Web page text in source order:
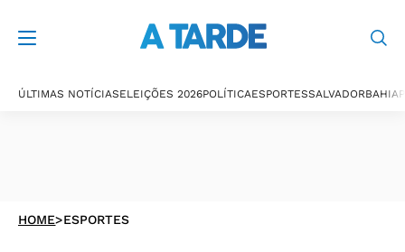
ÚLTIMAS NOTÍCIASELEIÇÕES 2026POLÍTICAESPORTESSALVADORBAHIA
HOME>ESPORTES